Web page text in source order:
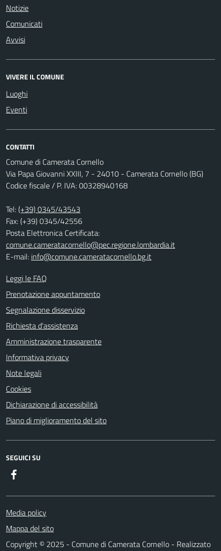
Notizie
Comunicati
Avvisi
VIVERE IL COMUNE
Luoghi
Eventi
CONTATTI
Comune di Camerata Cornello
Via Papa Giovanni XXIII, 7 - 24010 - Camerata Cornello (BG)
Codice fiscale / P. IVA: 00328940168
Tel:(+39) 0345/43543
Fax: (+39) 0345/42556
Posta Elettronica Certificata:
comune.cameratacornello@pec.regione.lombardia.it
E-mail: info@comune.cameratacornello.bg.it
Leggi le FAQ
Prenotazione appuntamento
Segnalazione disservizio
Richiesta d'assistenza
Amministrazione trasparente
Informativa privacy
Note legali
Cookies
Dichiarazione di accessibilità
Piano di miglioramento del sito
SEGUICI SU
Media policy
Mappa del sito
Copyright © 2025 - Comune di Camerata Cornello - Realizzato